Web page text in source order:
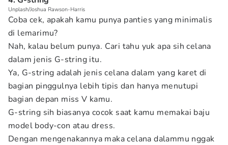
Unplash/Joshua Rawson-Harris
Coba cek, apakah kamu punya panties yang minimalis
di lemarimu?
Nah, kalau belum punya. Cari tahu yuk apa sih celana
dalam jenis G-string itu.
Ya, G-string adalah jenis celana dalam yang karet di
bagian pinggulnya lebih tipis dan hanya menutupi
bagian depan miss V kamu.
G-string sih biasanya cocok saat kamu memakai baju
model body-con atau dress.
Dengan mengenakannya maka celana dalammu nggak